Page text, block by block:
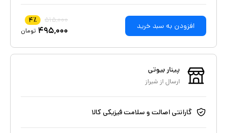
افزودن به سبد خرید
۵۱۵,۰۰۰ ۴٪
۴۹۵,۰۰۰ تومان
پینار بیوتی
ارسال از شیراز
گارانتی اصالت و سلامت فیزیکی کالا